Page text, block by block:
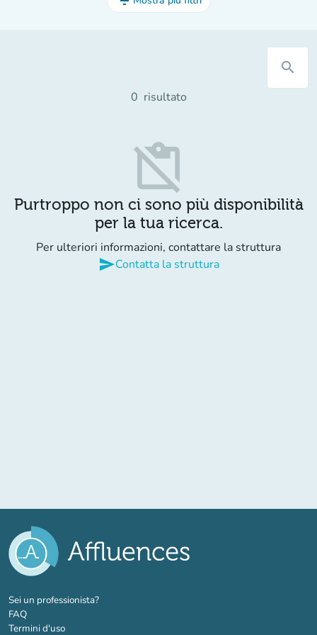
search
0 risultato
content_paste_off
Purtroppo non ci sono più disponibilità
per la tua ricerca.
Per ulteriori informazioni, contattare la struttura
sendContatta la struttura
Sei un professionista?(nuova scheda)
FAQ
Termini d'uso